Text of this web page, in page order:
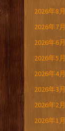
2026年8月
2026年7月
2026年6月
2026年5月
2026年4月
2026年3月
2026年2月
2026年1月